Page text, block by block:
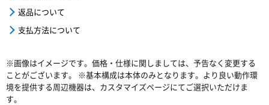
返品について
支払方法について
※画像はイメージです。価格・仕様に関しましては、予告なく変更する
ことがございます。 ※基本構成は本体のみとなります。より良い動作環
境を提供する周辺機器は、カスタマイズページにてご選択いただけま
す。